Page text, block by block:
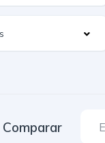
Comparar